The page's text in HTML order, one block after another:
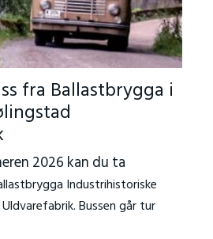
fra Ballastbrygga i
2026 kan du ta
Industrihistoriske
Bussen går tur